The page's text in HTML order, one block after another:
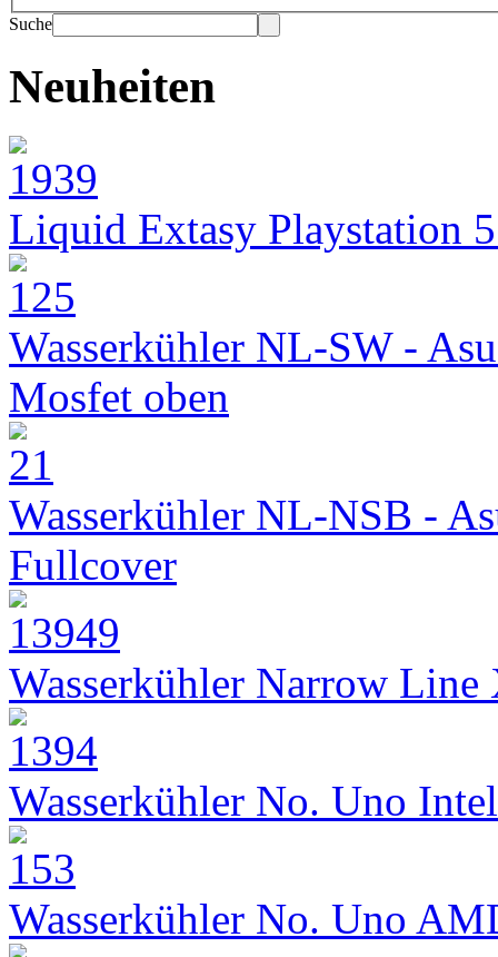
Suche
Neuheiten
Liquid Extasy Playstation
Wasserkühler NL-SW -
Mosfet oben
Wasserkühler NL-NSB -
Fullcover
Wasserkühler Narrow
Wasserkühler No. Uno Intel
Wasserkühler No. Uno